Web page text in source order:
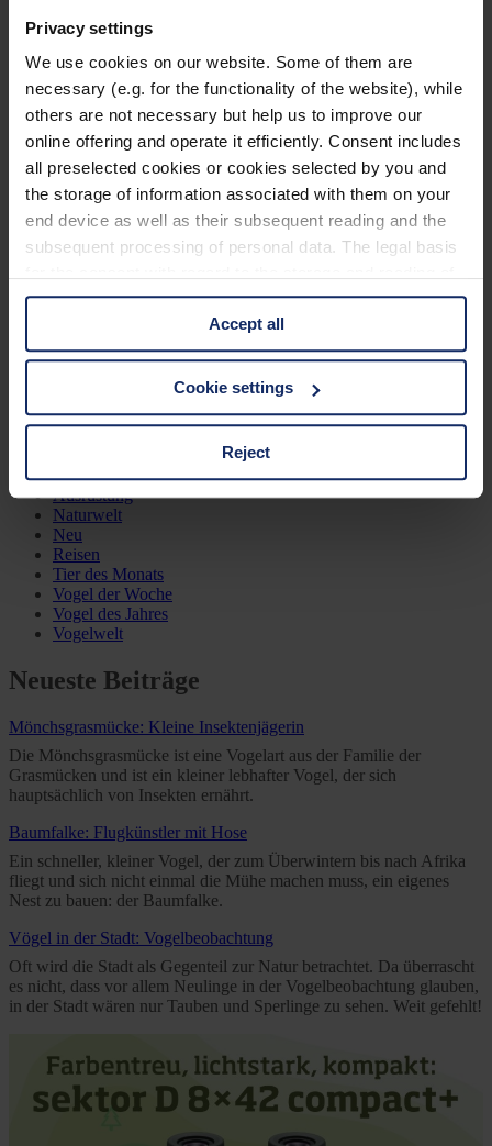
Privacy settings
We use cookies on our website. Some of them are
necessary (e.g. for the functionality of the website), while
others are not necessary but help us to improve our
online offering and operate it efficiently. Consent includes
all preselected cookies or cookies selected by you and
the storage of information associated with them on your
end device as well as their subsequent reading and the
subsequent processing of personal data. The legal basis
information is Art. 25 para. 1 TDDDG and with regard to
the processing of personal data Art. 6 para. 1 lit. a
GDPR. We also use cookies from third-party providers.
You can find a list of cookies under "Details". In these
third countries, in particular to the U.S.A.
You can consent to the use of non-essential cookies by
clicking on the "Accept all" button or change your mind by
clicking on "Reject". You can access your settings at any
time and deselect cookies at any time (in the Privacy
Policy and in the footer of our website).
Further information on the procedures used and your
rights can be found in our
Accept all
Cookie settings
Reject
Magazin „Animal Cognition“ erwerben
Schon gewusst? Tauben sind nicht nur Kunstkenner, sie sind auch
Postboten. Mehr in unserem Beitrag zu Brieftauben.
foto vonÉva Zara aufPixabay
Tags:
kurios Taube Vogelwelt
Previous Post
Die Sinne der Vögel
Next Post
Singvögel – Gefiederte Sänger
Ausrüstung
Naturwelt
Neu
Reisen
Tier des Monats
Vogel der Woche
Vogel des Jahres
Vogelwelt
Neueste Beiträge
Mönchsgrasmücke: Kleine Insektenjägerin
Die Mönchsgrasmücke ist eine Vogelart aus der Familie der
Grasmücken und ist ein kleiner lebhafter Vogel, der sich
hauptsächlich von Insekten ernährt.
Baumfalke: Flugkünstler mit Hose
Ein schneller, kleiner Vogel, der zum Überwintern bis nach Afrika
fliegt und sich nicht einmal die Mühe machen muss, ein eigenes
Nest zu bauen: der Baumfalke.
Vögel in der Stadt: Vogelbeobachtung
Oft wird die Stadt als Gegenteil zur Natur betrachtet. Da überrascht
es nicht, dass vor allem Neulinge in der Vogelbeobachtung glauben,
in der Stadt wären nur Tauben und Sperlinge zu sehen. Weit gefehlt!